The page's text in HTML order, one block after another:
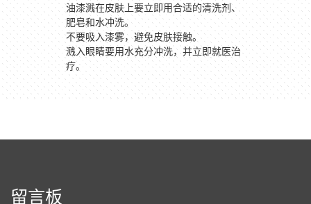
油漆溅在皮肤上要立即用合适的清洗剂、
肥皂和水冲洗。
不要吸入漆雾，避免皮肤接触。
溅入眼睛要用水充分冲洗，并立即就医治
疗。
留言板